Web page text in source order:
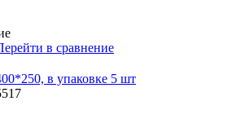
в сравнение
в упаковке 5 шт